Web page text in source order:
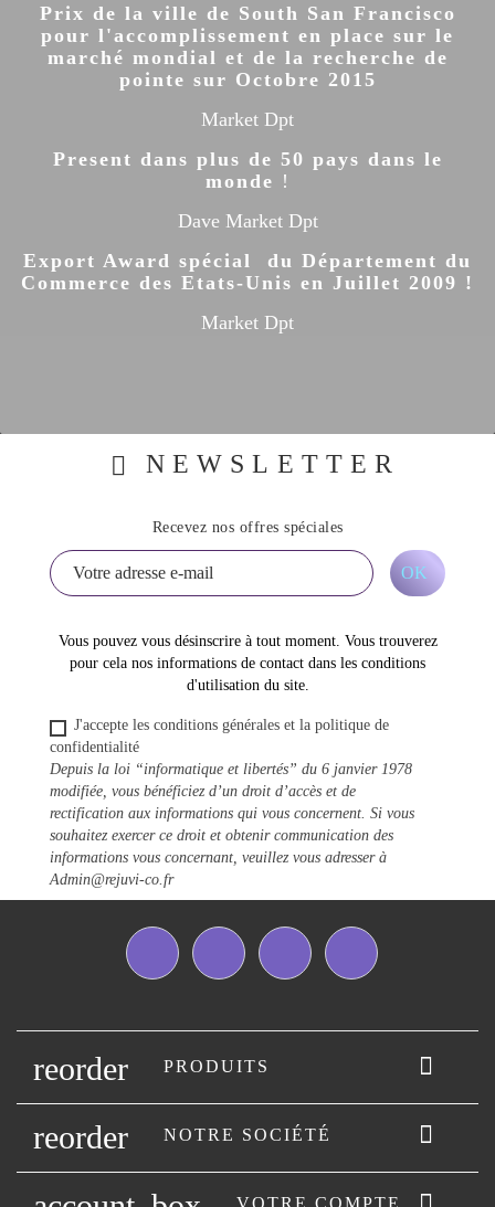
Prix de la ville de South San Francisco
pour l'accomplissement en place sur le
marché mondial et de la recherche de
pointe sur Octobre 2015
Market Dpt
Present dans plus de 50 pays dans le
monde !
Dave Market Dpt
Export Award spécial du Département du
Commerce des Etats-Unis en Juillet 2009 !
Market Dpt
NEWSLETTER
Recevez nos offres spéciales
Vous pouvez vous désinscrire à tout moment. Vous trouverez
pour cela nos informations de contact dans les conditions
d'utilisation du site.
J'accepte les conditions générales et la politique de
confidentialité
Depuis la loi “informatique et libertés” du 6 janvier 1978
modifiée, vous bénéficiez d’un droit d’accès et de
rectification aux informations qui vous concernent. Si vous
souhaitez exercer ce droit et obtenir communication des
informations vous concernant, veuillez vous adresser à
Admin@rejuvi-co.fr
Facebook Twitter YouTube
reorder PRODUITS 
reorder NOTRE SOCIÉTÉ 